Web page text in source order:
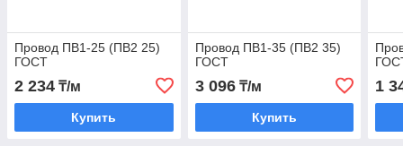
Провод ПВ1-25 (ПВ2 25)
ГОСТ
2 234 ₸/м
Купить
Провод ПВ1-35 (ПВ2 35)
ГОСТ
3 096₸/м
Купить
1